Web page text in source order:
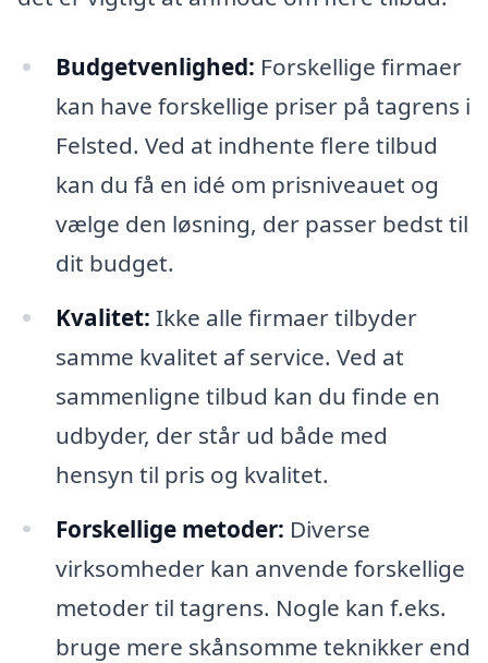
Budgetvenlighed: Forskellige firmaer
kan have forskellige priser på tagrens i
Felsted. Ved at indhente flere tilbud
kan du få en idé om prisniveauet og
vælge den løsning, der passer bedst til
dit budget.
Kvalitet: Ikke alle firmaer tilbyder
samme kvalitet af service. Ved at
sammenligne tilbud kan du finde en
udbyder, der står ud både med
hensyn til pris og kvalitet.
Forskellige metoder: Diverse
virksomheder kan anvende forskellige
metoder til tagrens. Nogle kan f.eks.
bruge mere skånsomme teknikker end